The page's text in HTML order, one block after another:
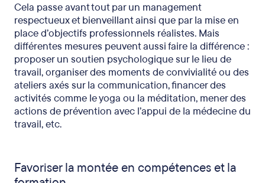
Cela passe avant tout par un management
respectueux et bienveillant ainsi que par la mise en
place d’objectifs professionnels réalistes. Mais
différentes mesures peuvent aussi faire la différence :
proposer un soutien psychologique sur le lieu de
travail, organiser des moments de convivialité ou des
ateliers axés sur la communication, financer des
activités comme le yoga ou la méditation, mener des
actions de prévention avec l’appui de la médecine du
travail, etc.
Favoriser la montée en compétences et la